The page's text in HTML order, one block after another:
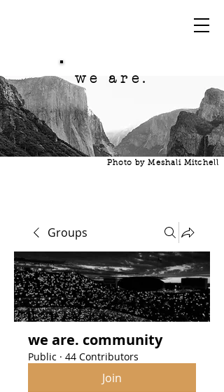
we are.
Photo by Meshali Mitchell
Groups
we are. community
Public · 44 Contributors
Join